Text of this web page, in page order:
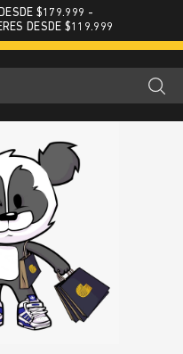
$179.999 -
DESDE $119.999